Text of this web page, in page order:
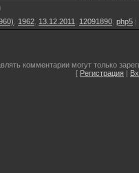
1962 13.12.2011 12091890 php5 |
комментарии могут только
[ Регистрация |